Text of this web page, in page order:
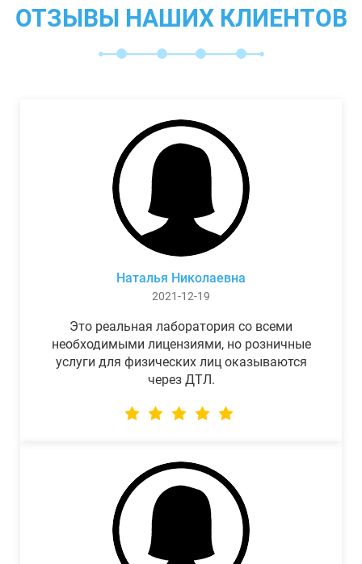
ОТЗЫВЫ НАШИХ КЛИЕНТОВ
Наталья Николаевна
2021-12-19
Это реальная лаборатория со всеми
необходимыми лицензиями, но розничные
услуги для физических лиц оказываются
через ДТЛ.